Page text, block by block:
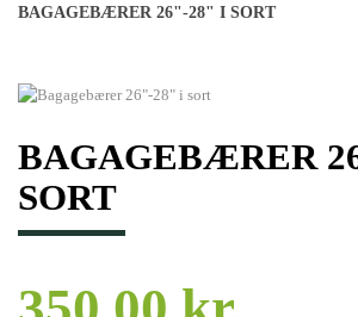
BAGAGEBÆRER 26"-28" I SORT
BAGAGEBÆRER
SORT